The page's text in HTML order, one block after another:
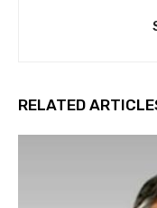
RELATED